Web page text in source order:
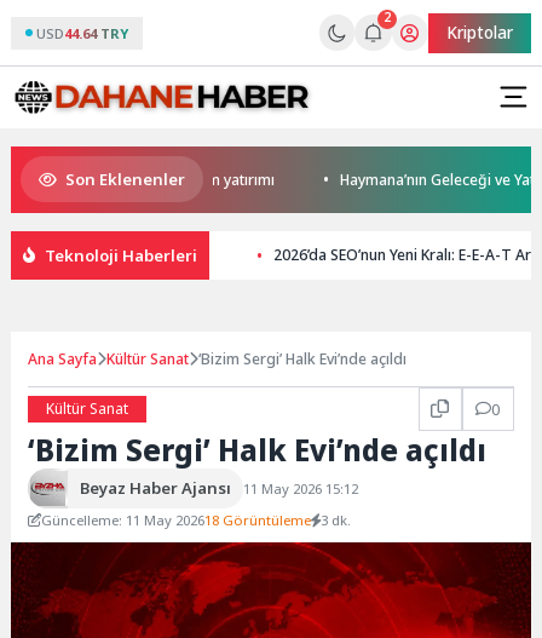
USD44.64 TRY
2
Kriptolar
Son Eklenenler
Darıca’ya modern ulaşım yatırımı Haymana’nın Geleceği ve
Teknoloji Haberleri 2026’da SEO’nun Yeni Kralı: E-E-A-T
Ana Sayfa Kültür Sanat ‘Bizim Sergi’ Halk Evi’nde açıldı
Kültür Sanat 0
‘Bizim Sergi’ Halk Evi’nde açıldı
Beyaz Haber Ajansı
11 May 2026 15:12
Güncelleme: 11 May 202618 Görüntüleme 3 dk.